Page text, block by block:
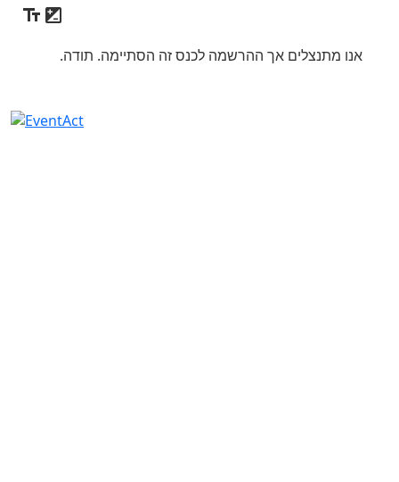
אנו מתנצלים אך ההרשמה לכנס זה הסתיימה. תודה.